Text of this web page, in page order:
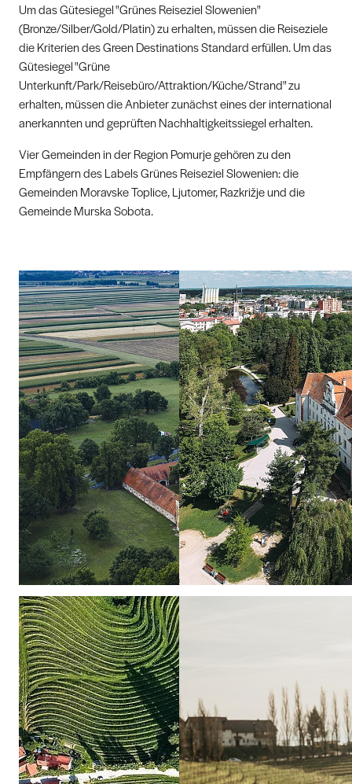
Um das Gütesiegel "Grünes Reiseziel Slowenien"
(Bronze/Silber/Gold/Platin) zu erhalten, müssen die Reiseziele
die Kriterien des Green Destinations Standard erfüllen. Um das
Gütesiegel "Grüne
Unterkunft/Park/Reisebüro/Attraktion/Küche/Strand" zu
erhalten, müssen die Anbieter zunächst eines der international
anerkannten und geprüften Nachhaltigkeitssiegel erhalten.
Vier Gemeinden in der Region Pomurje gehören zu den
Empfängern des Labels Grünes Reiseziel Slowenien: die
Gemeinden Moravske Toplice, Ljutomer, Razkrižje und die
Gemeinde Murska Sobota.